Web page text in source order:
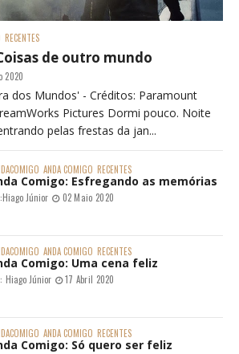
RECENTES
de outro mundo
2020
dos Mundos' - Créditos: Paramount
Pictures Dormi pouco. Noite
pelas frestas da jan...
ANDA COMIGO RECENTES
Comigo: Esfregando as memórias
Hiago Júnior 02 Maio 2020
ANDA COMIGO RECENTES
Comigo: Uma cena feliz
Hiago Júnior 17 Abril 2020
ANDA COMIGO RECENTES
Comigo: Só quero ser feliz